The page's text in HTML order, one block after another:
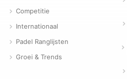
Competitie
Internationaal
Padel Ranglijsten
Groei & Trends